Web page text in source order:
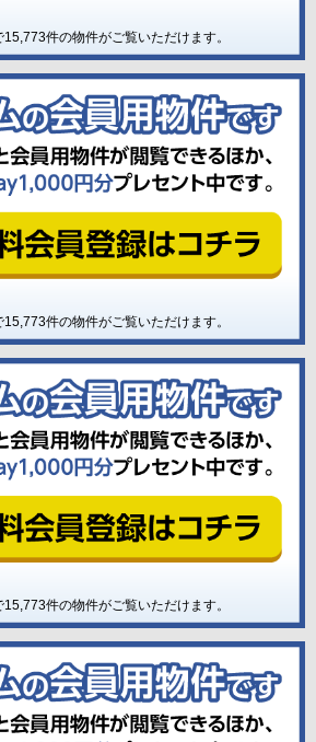
15,773件の物件がご覧いただけます。
15,773件の物件がご覧いただけます。
15,773件の物件がご覧いただけます。